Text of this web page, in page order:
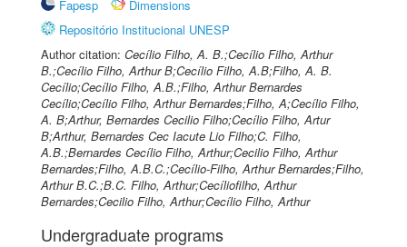
Fapesp
Dimensions
Repositório Institucional UNESP
Author citation: Cecílio Filho, A. B.;Cecílio Filho, Arthur
B.;Cecílio Filho, Arthur B;Cecílio Filho, A.B;Filho, A. B.
Cecílio;Cecílio Filho, A.B.;Filho, Arthur Bernardes
Cecílio;Cecílio Filho, Arthur Bernardes;Filho, A;Cecílio Filho,
A. B;Arthur, Bernardes Cecilio Filho;Cecílio Filho, Artur
B;Arthur, Bernardes Cec Iacute Lio Filho;C. Filho,
A.B.;Bernardes Cecílio Filho, Arthur;Cecilio Filho, Arthur
Bernardes;Filho, A.B.C.;Cecílio-Filho, Arthur Bernardes;Filho,
Arthur B.C.;B.C. Filho, Arthur;Cecíliofilho, Arthur
Bernardes;Cecilio Filho, Arthur;Cecílio Filho, Arthur
Undergraduate programs